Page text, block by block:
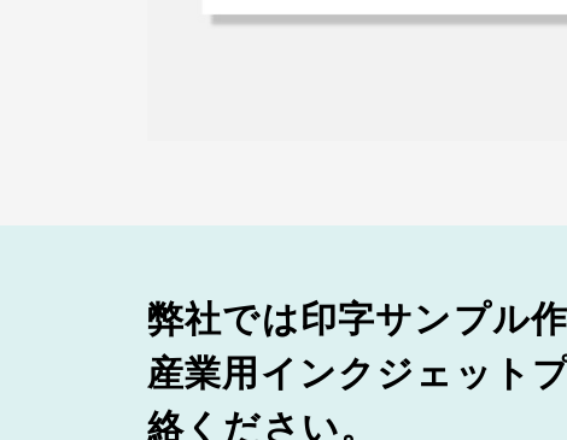
弊社では印字サンプル
産業用インクジェット
絡ください。